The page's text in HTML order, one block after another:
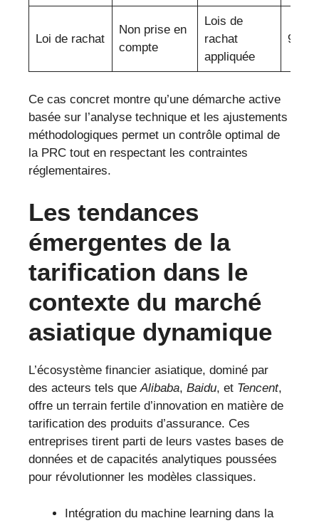
Loi de rachat
Non prise en
compte
Lois de
rachat
appliquée
9 %
Ce cas concret montre qu’une démarche active
basée sur l’analyse technique et les ajustements
méthodologiques permet un contrôle optimal de
la PRC tout en respectant les contraintes
réglementaires.
Les tendances
émergentes de la
tarification dans le
contexte du marché
asiatique dynamique
L’écosystème financier asiatique, dominé par
des acteurs tels queAlibaba, Baidu, et Tencent,
offre un terrain fertile d’innovation en matière de
tarification des produits d’assurance. Ces
entreprises tirent parti de leurs vastes bases de
données et de capacités analytiques poussées
pour révolutionner les modèles classiques.
Intégration du machine learning dans la